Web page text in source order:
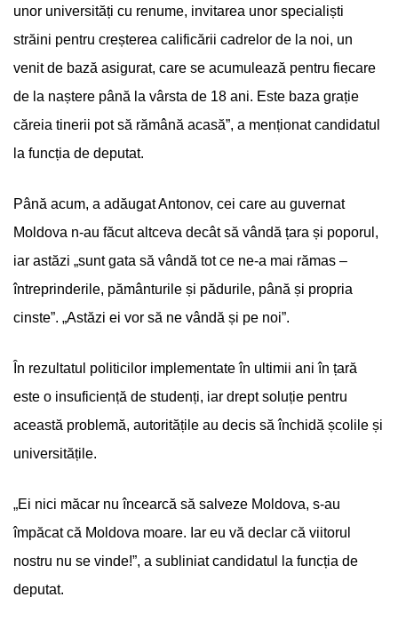
unor universități cu renume, invitarea unor specialiști
străini pentru creșterea calificării cadrelor de la noi, un
venit de bază asigurat, care se acumulează pentru fiecare
de la naștere până la vârsta de 18 ani. Este baza grație
căreia tinerii pot să rămână acasă”, a menționat candidatul
la funcția de deputat.
Până acum, a adăugat Antonov, cei care au guvernat
Moldova n-au făcut altceva decât să vândă țara și poporul,
iar astăzi „sunt gata să vândă tot ce ne-a mai rămas –
întreprinderile, pământurile și pădurile, până și propria
cinste”. „Astăzi ei vor să ne vândă și pe noi”.
În rezultatul politicilor implementate în ultimii ani în țară
este o insuficiență de studenți, iar drept soluție pentru
această problemă, autoritățile au decis să închidă școlile și
universitățile.
„Ei nici măcar nu încearcă să salveze Moldova, s-au
împăcat că Moldova moare. Iar eu vă declar că viitorul
nostru nu se vinde!”, a subliniat candidatul la funcția de
deputat.